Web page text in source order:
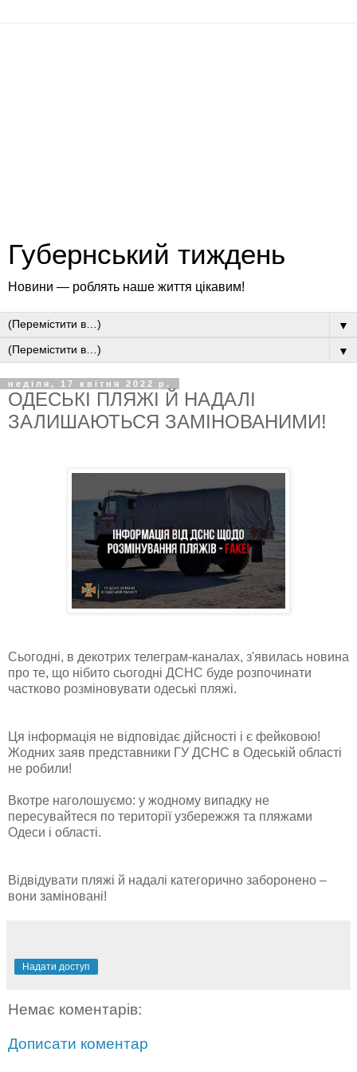
Губернський тиждень
Новини — роблять наше життя цікавим!
▼
▼
неділя, 17 квітня 2022 р.
ОДЕСЬКІ ПЛЯЖІ Й НАДАЛІ
ЗАЛИШАЮТЬСЯ ЗАМІНОВАНИМИ!
Сьогодні, в декотрих телеграм-каналах, з'явилась новина
про те, що нібито сьогодні ДСНС буде розпочинати
частково розміновувати одеські пляжі.
Ця інформація не відповідає дійсності і є фейковою!
Жодних заяв представники ГУ ДСНС в Одеській області
не робили!
Вкотре наголошуємо: у жодному випадку не
пересувайтеся по території узбережжя та пляжами
Одеси i області.
Відвідувати пляжі й надалі категорично заборонено –
вони заміновані!
Надати доступ
Немає коментарів:
Дописати коментар